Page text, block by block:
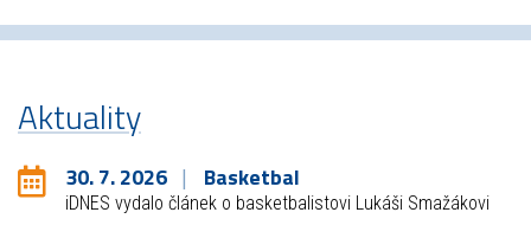
Aktuality
30. 7. 2026 Basketbal
iDNES vydalo článek o basketbalistovi Lukáši Smažákovi